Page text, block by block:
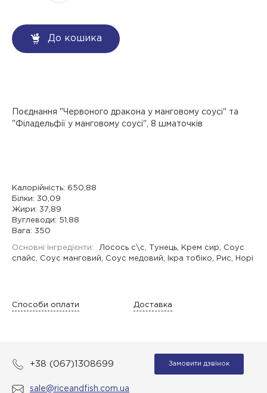
До кошика
Поєднання "Червоного дракона у манговому соусі" та
"Філадельфії у манговому соусі", 8 шматочків
Калорійність: 650,88
Білки: 30,09
Жири: 37,89
Вуглеводи: 51,88
Вага: 350
Основні інгредієнти:
Лосось с\с, Тунець, Крем сир, Соус
спайс, Соус манговий, Соус медовий, Ікра тобіко, Рис, Норі
Способи оплати Доставка
+38 (067)1308699 Замовити дзвінок
sale@riceandfish.com.ua